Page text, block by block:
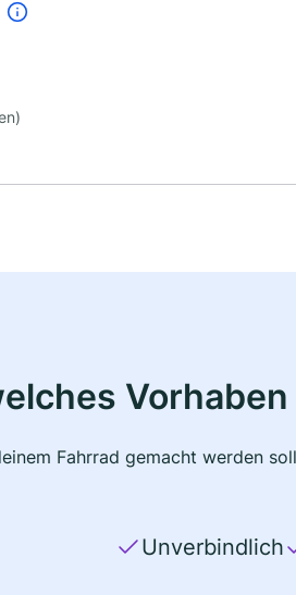
Fahrrad gemacht werden
Unverbindlich